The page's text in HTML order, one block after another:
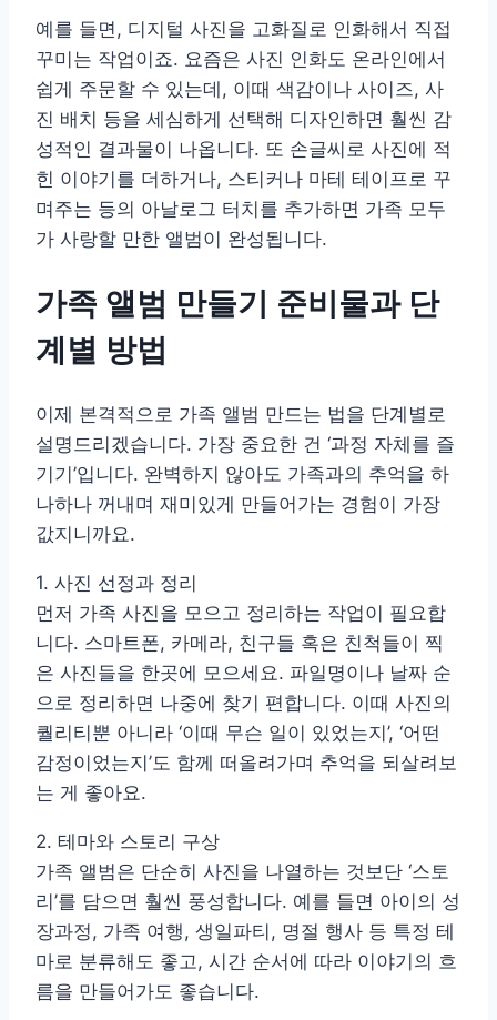
예를 들면, 디지털 사진을 고화질로 인화해서 직접
꾸미는 작업이죠. 요즘은 사진 인화도 온라인에서
쉽게 주문할 수 있는데, 이때 색감이나 사이즈, 사
진 배치 등을 세심하게 선택해 디자인하면 훨씬 감
성적인 결과물이 나옵니다. 또 손글씨로 사진에 적
힌 이야기를 더하거나, 스티커나 마테 테이프로 꾸
며주는 등의 아날로그 터치를 추가하면 가족 모두
가 사랑할 만한 앨범이 완성됩니다.
가족 앨범 만들기 준비물과 단
계별 방법
이제 본격적으로 가족 앨범 만드는 법을 단계별로
설명드리겠습니다. 가장 중요한 건 ‘과정 자체를 즐
기기’입니다. 완벽하지 않아도 가족과의 추억을 하
나하나 꺼내며 재미있게 만들어가는 경험이 가장
값지니까요.
1. 사진 선정과 정리
먼저 가족 사진을 모으고 정리하는 작업이 필요합
니다. 스마트폰, 카메라, 친구들 혹은 친척들이 찍
은 사진들을 한곳에 모으세요. 파일명이나 날짜 순
으로 정리하면 나중에 찾기 편합니다. 이때 사진의
퀄리티뿐 아니라 ‘이때 무슨 일이 있었는지’, ‘어떤
감정이었는지’도 함께 떠올려가며 추억을 되살려보
는 게 좋아요.
2. 테마와 스토리 구상
가족 앨범은 단순히 사진을 나열하는 것보단 ‘스토
리’를 담으면 훨씬 풍성합니다. 예를 들면 아이의 성
장과정, 가족 여행, 생일파티, 명절 행사 등 특정 테
마로 분류해도 좋고, 시간 순서에 따라 이야기의 흐
름을 만들어가도 좋습니다.